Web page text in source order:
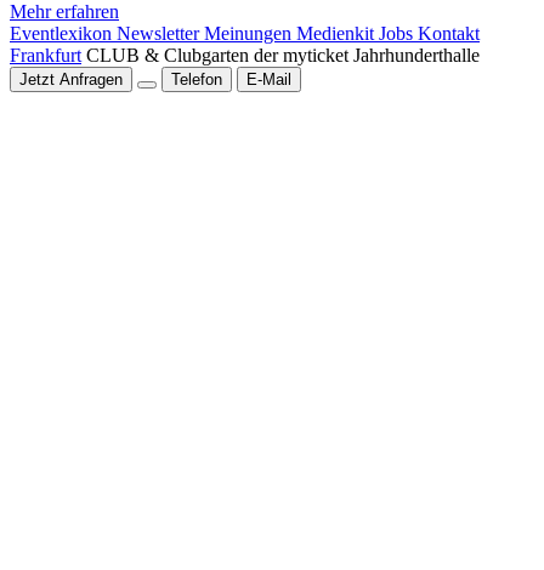
Mehr erfahren
Eventlexikon NewsletterMeinungen Medienkit Jobs Kontakt
Frankfurt CLUB & Clubgarten der myticket Jahrhunderthalle
Jetzt Anfragen Telefon E-Mail